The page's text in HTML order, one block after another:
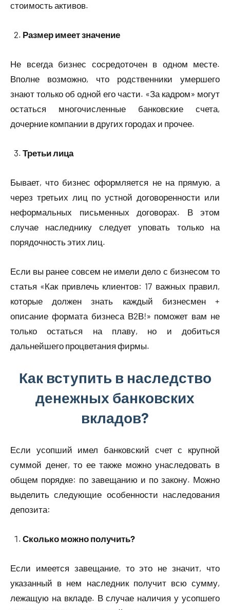
стоимость активов.
Размер имеет значение
Не всегда бизнес сосредоточен в одном месте.
Вполне возможно, что родственники умершего
знают только об одной его части. «За кадром» могут
остаться многочисленные банковские счета,
дочерние компании в других городах и прочее.
Третьи лица
Бывает, что бизнес оформляется не на прямую, а
через третьих лиц по устной договоренности или
неформальных письменных договорах. В этом
случае наследнику следует уповать только на
порядочность этих лиц.
Если вы ранее совсем не имели дело с бизнесом то
статья «Как привлечь клиентов: 17 важных правил,
которые должен знать каждый бизнесмен +
описание формата бизнеса В2В!» поможет вам не
только остаться на плаву, но и добиться
дальнейшего процветания фирмы.
Как вступить в наследство
денежных банковских
вкладов?
Если усопший имел банковский счет с крупной
суммой денег, то ее также можно унаследовать в
общем порядке: по завещанию и по закону. Можно
выделить следующие особенности наследования
депозита:
Сколько можно получить?
Если имеется завещание, то это не значит, что
указанный в нем наследник получит всю сумму,
лежащую на вкладе. В случае наличия у усопшего